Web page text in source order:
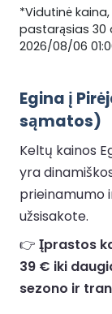
*Vidutinė
pastarąsias 30
2026/08/06
Egina į
sąmatos)
Keltų kainos
yra
prieinamumo
užsisakote.
👉 Įprastos
39 € iki
sezono ir